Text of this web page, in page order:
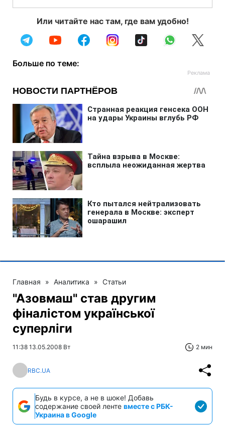
Или читайте нас там, где вам удобно!
Больше по теме:
Главная » Аналитика » Статьи
"Азовмаш" став другим
фіналістом української
суперліги
11:38 13.05.2008 Вт 2 мин
RBC.UA
Будь в курсе, а не в шоке! Добавь
содержание своей ленте вместе с РБК-
Украина в Google